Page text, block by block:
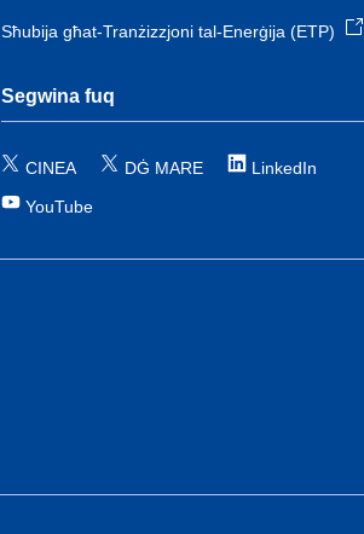
Sħubija għat-Tranżizzjoni tal-Enerġija (ETP)
Segwina fuq
CINEA DĠ MARE LinkedIn
YouTube